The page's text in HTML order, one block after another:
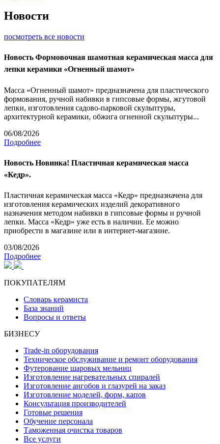
Новости
посмотреть все новости
Новость Формовочная шамотная керамическая масса для
лепки керамики «Огненный шамот»
Масса «Огненный шамот» предназначена для пластического
формования, ручной набивки в гипсовые формы, жгутовой
лепки, изготовления садово-парковой скульптуры,
архитектурной керамики, обжига огненной скульптуры...
06/08/2026
Подробнее
Новость Новинка! Пластичная керамическая масса
«Кедр».
Пластичная керамическая масса «Кедр» предназначена для
изготовления керамических изделий декоративного
назначения методом набивки в гипсовые формы и ручной
лепки. Масса «Кедр» уже есть в наличии. Ее можно
приобрести в магазине или в интернет-магазине.
03/08/2026
Подробнее
ПОКУПАТЕЛЯМ
Словарь керамиста
База знаний
Вопросы и ответы
БИЗНЕСУ
Trade-in оборудования
Техническое обслуживание и ремонт оборудования
Футерование шаровых мельниц
Изготовление нагревательных спиралей
Изготовление ангобов и глазурей на заказ
Изготовление моделей, форм, капов
Консультация производителей
Готовые решения
Обучение персонала
Таможенная очистка товаров
Все услуги